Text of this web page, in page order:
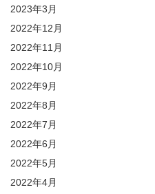
2023年3月
2022年12月
2022年11月
2022年10月
2022年9月
2022年8月
2022年7月
2022年6月
2022年5月
2022年4月